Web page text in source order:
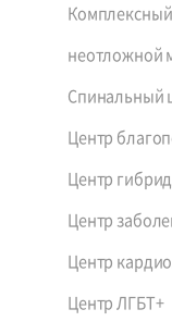
неотложной
Спинальный
Центр
Центр
Центр
Центр
Центр ЛГБТ+